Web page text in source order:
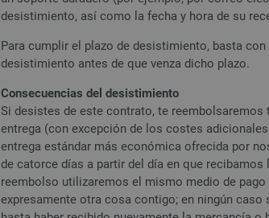
desistimiento, así como la fecha y hora de su
Para cumplir el plazo de desistimiento, basta
desistimiento antes de que venza dicho plazo.
Consecuencias del desistimiento
Si desistes de este contrato, te
entrega (con excepción de los costes
entrega estándar más económica ofrecida por
de catorce días a partir del día en que
reembolso utilizaremos el mismo medio de
expresamente otra cosa contigo; en ningún